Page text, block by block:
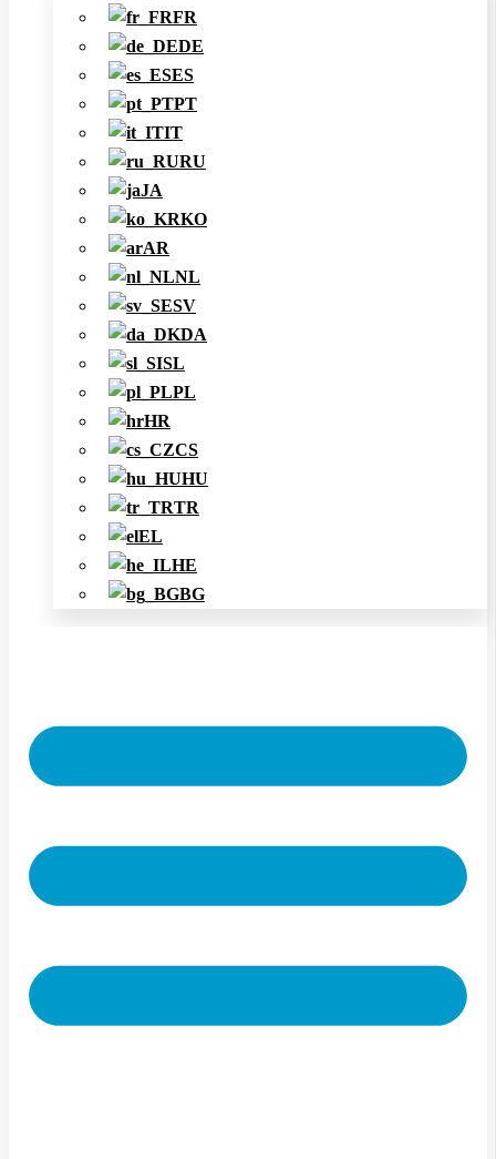
FR
DE
ES
PT
IT
RU
JA
KO
AR
NL
SV
DA
SL
PL
HR
CS
HU
TR
EL
HE
BG